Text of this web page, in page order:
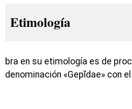
Etimología
bra en su etimología es de
denominación «Gepĭdae» con